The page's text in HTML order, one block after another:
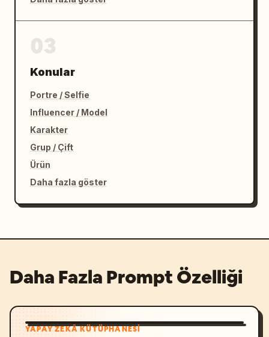
Konular
Portre / Selfie
Influencer / Model
Karakter
Grup / Çift
Ürün
Daha fazla göster
Daha Fazla Prompt Özelliği
YAPAY ZEKÂ KÜTÜPHANESI